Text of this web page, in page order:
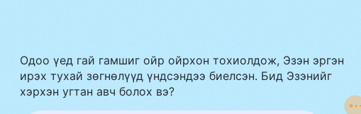
Одоо үед гай гамшиг ойр ойрхон тохиолдож, Эзэн эргэн
ирэх тухай зөгнөлүүд үндсэндээ биелсэн. Бид Эзэнийг
хэрхэн угтан авч болох вэ?